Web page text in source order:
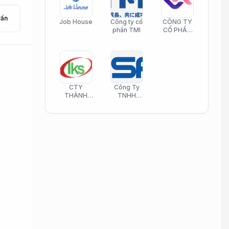
Job House
Công ty cổ
phần TMI
CÔNG TY
CỔ PHẦN
CTY
THÀNH
PHAMATECH
Công Ty
TNHH
Phần Mềm